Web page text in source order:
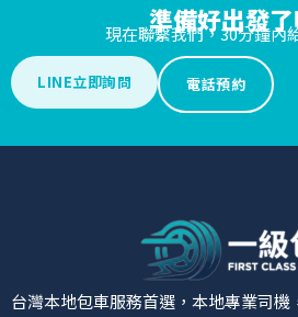
準備好出發
現在聯繫我們，30分鐘內
LINE立即詢問 電話預約
台灣本地包車服務首選，本地專業司